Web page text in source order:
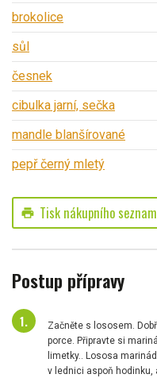
brokolice
sůl
česnek
cibulka jarní, sečka
mandle blanšírované
pepř černý mletý
print Tisk nákupního
Postup přípravy
Začněte s lososem.
porce. Připravte si
limetky.. Lososa
v lednici aspoň hodinku,